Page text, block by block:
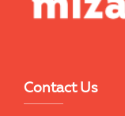
Contact Us